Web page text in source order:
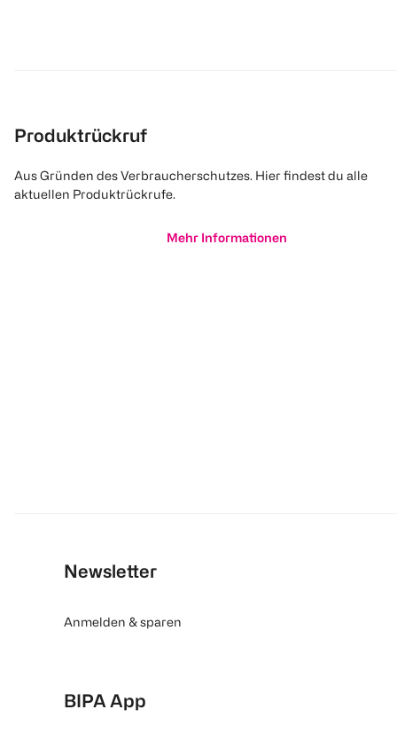
Produktrückruf
Aus Gründen des Verbraucherschutzes. Hier findest du alle
aktuellen Produktrückrufe.
Mehr Informationen
Newsletter
Anmelden & sparen
BIPA App